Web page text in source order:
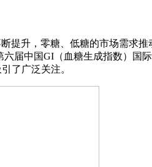
升，零糖、低糖的市场需求推
届中国GI（血糖生成指数）国
了广泛关注。